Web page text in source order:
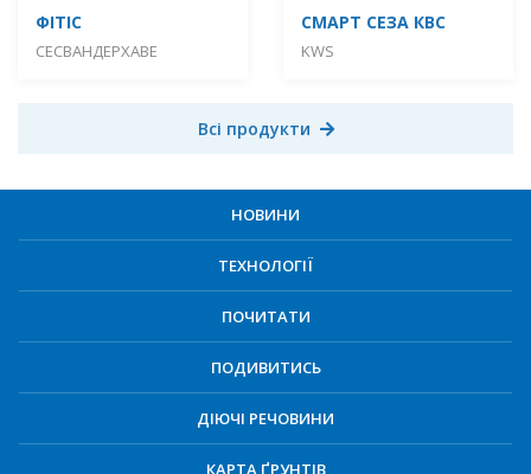
ФІТІС
СЕСВАНДЕРХАВЕ
СМАРТ СЕЗА КВС
KWS
Всі продукти
НОВИНИ
ТЕХНОЛОГІЇ
ПОЧИТАТИ
ПОДИВИТИСЬ
ДІЮЧІ РЕЧОВИНИ
КАРТА ҐРУНТІВ